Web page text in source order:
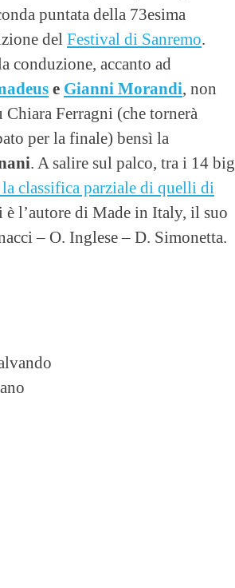
puntata della 73esima
del Festival di Sanremo.
conduzione, accanto ad
e Gianni Morandi, non
Chiara Ferragni (che tornerà
per la finale) bensì la
. A salire sul palco, tra i 14 big
la classifica parziale di quelli di
è l’autore di Made in Italy, il suo
– O. Inglese – D. Simonetta.